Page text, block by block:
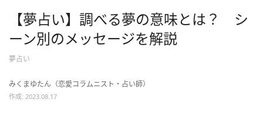
【夢占い】調べる夢の意味とは？ シ
ーン別のメッセージを解説
夢占い
みくまゆたん（恋愛コラムニスト・占い師）
作成: 2023.08.17